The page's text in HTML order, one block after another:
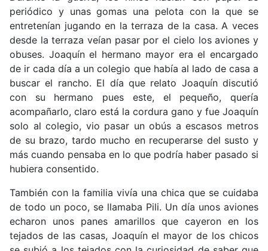
periódico y unas gomas una pelota con la que se
entretenían jugando en la terraza de la casa. A veces
desde la terraza veían pasar por el cielo los aviones y
obuses. Joaquín el hermano mayor era el encargado
de ir cada día a un colegio que había al lado de casa a
buscar el rancho. El día que relato Joaquín discutió
con su hermano pues este, el pequeño, quería
acompañarlo, claro está la cordura gano y fue Joaquín
solo al colegio, vio pasar un obús a escasos metros
de su brazo, tardo mucho en recuperarse del susto y
más cuando pensaba en lo que podría haber pasado si
hubiera consentido.
También con la familia vivía una chica que se cuidaba
de todo un poco, se llamaba Pili. Un día unos aviones
echaron unos panes amarillos que cayeron en los
tejados de las casas, Joaquín el mayor de los chicos